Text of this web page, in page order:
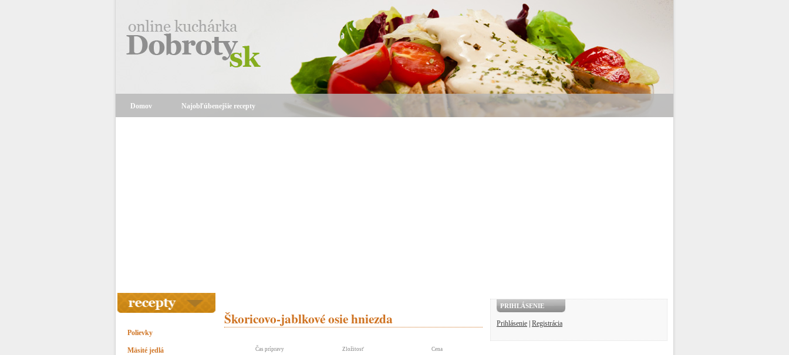
Domov Najobľúbenejšie recepty
Polievky
Mäsité jedlá
Škoricovo-jablkové osie hniezda
Čas prípravy Zložitosť Cena
PRIHLÁSENIE
Prihlásenie Registrácia